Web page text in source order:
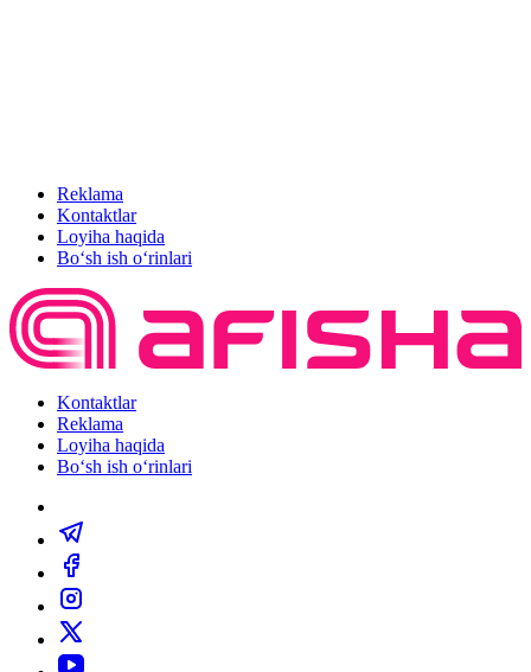
Reklama
Kontaktlar
Loyiha haqida
Bo‘sh ish o‘rinlari
Kontaktlar
Reklama
Loyiha haqida
Bo‘sh ish o‘rinlari